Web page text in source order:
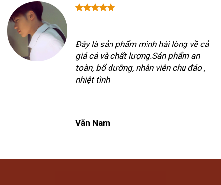
Đây là sản phẩm mình hài lòng về cả
giá cả và chất lượng.Sản phẩm an
toàn, bổ dưỡng, nhân viên chu đáo ,
nhiệt tình
Văn Nam